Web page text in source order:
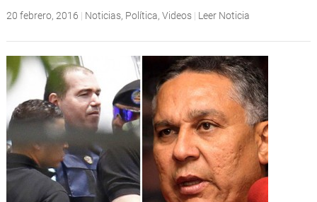
20 febrero, 2016 | Noticias, Política, Videos | Leer Noticia